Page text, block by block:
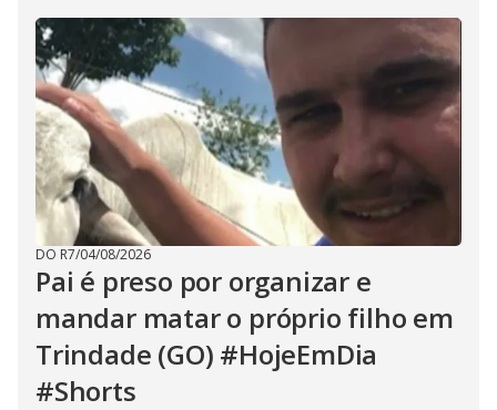
DO R7/04/08/2026
Pai é preso por organizar e
mandar matar o próprio filho em
Trindade (GO) #HojeEmDia
#Shorts